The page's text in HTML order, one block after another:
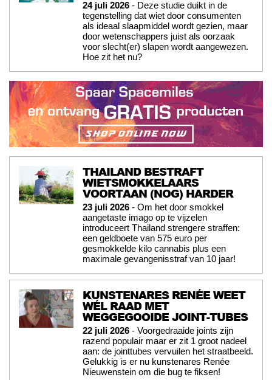
24 juli 2026 - Deze studie duikt in de
tegenstelling dat wiet door consumenten
als ideaal slaapmiddel wordt gezien, maar
door wetenschappers juist als oorzaak
voor slecht(er) slapen wordt aangewezen.
Hoe zit het nu?
THAILAND BESTRAFT
WIETSMOKKELAARS
VOORTAAN (NOG) HARDER
23 juli 2026 - Om het door smokkel
aangetaste imago op te vijzelen
introduceert Thailand strengere straffen:
een geldboete van 575 euro per
gesmokkelde kilo cannabis plus een
maximale gevangenisstraf van 10 jaar!
KUNSTENARES RENÉE WEET
WÉL RAAD MET
WEGGEGOOIDE JOINT-TUBES
22 juli 2026 - Voorgedraaide joints zijn
razend populair maar er zit 1 groot nadeel
aan: de jointtubes vervuilen het straatbeeld.
Gelukkig is er nu kunstenares Renée
Nieuwenstein om die bug te fiksen!